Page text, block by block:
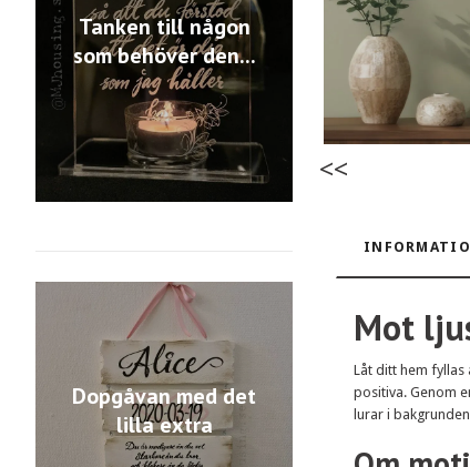
Tanken till någon
som behöver den...
Dopgåvan med det
lilla extra
<<
Mot
Låt ditt hem fyllas
positiva. Genom
lurar i